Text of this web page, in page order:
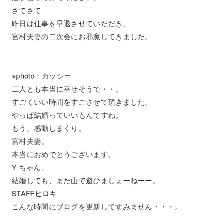
さてさて
昨日は仕事を早退させていただき、
宮村夫妻の二次会にお邪魔してきました。
※photo：カッシー
二人とも本当に幸せそうで・・。
すごくいい時間をすごさせて頂きました。
やっぱ結婚っていいもんですね。
もう、感動しまくり。
宮村夫妻。
本当におめでとうございます。
Y-ちゃん、
結婚しても、また山で遊びましょーねーー。
STAFFヒロキ
こんな時間にブログを更新してすみません・・・。